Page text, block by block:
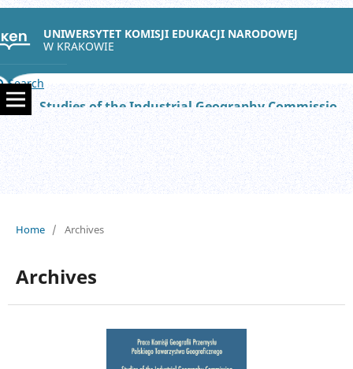
UNIWERSYTET KOMISJI EDUKACJI NARODOWEJ
W KRAKOWIE
Search
Studies of the Industrial Geography Commission of the Polish Geographical Society
Home / Archives
Archives